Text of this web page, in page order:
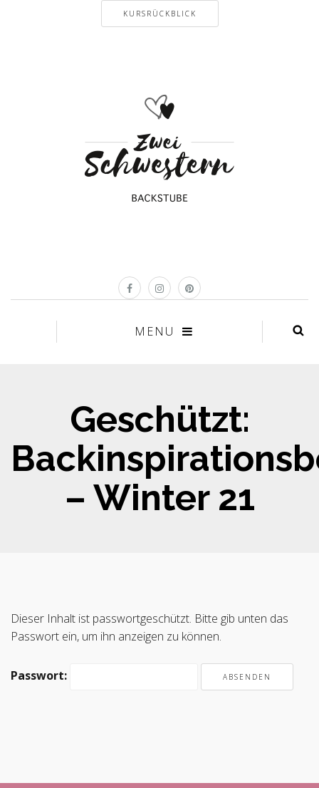
KURSRÜCKBLICK
MENU
Geschützt:
– Winter 21
Dieser Inhalt ist passwortgeschützt. Bitte gib unten das
Passwort ein, um ihn anzeigen zu können.
Passwort: